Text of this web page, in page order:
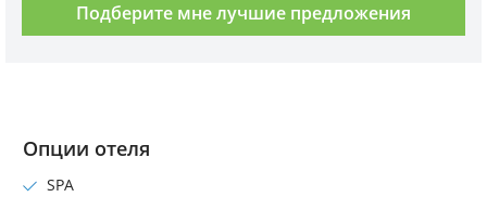
Подберите мне лучшие предложения
Опции отеля
SPA